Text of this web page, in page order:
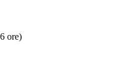
ore)